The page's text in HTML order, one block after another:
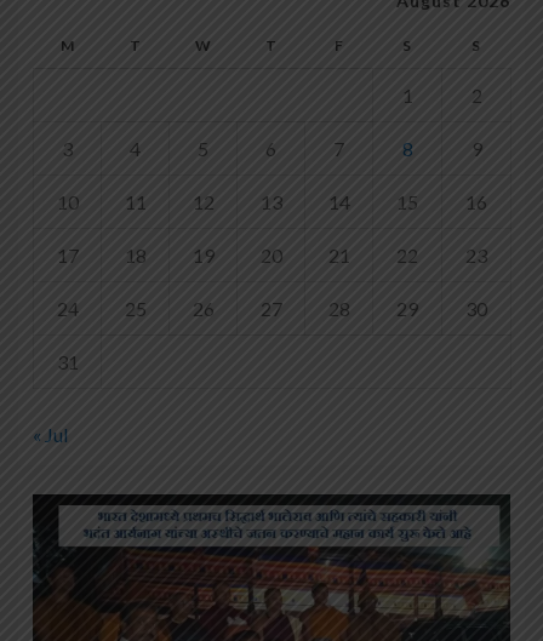
M T W T F S S
1 2
3 4 5 6 7 8 9
10 11 12 13 14 15 16
17 18 19 20 21 22 23
24 25 26 27 28 29 30
31
« Jul